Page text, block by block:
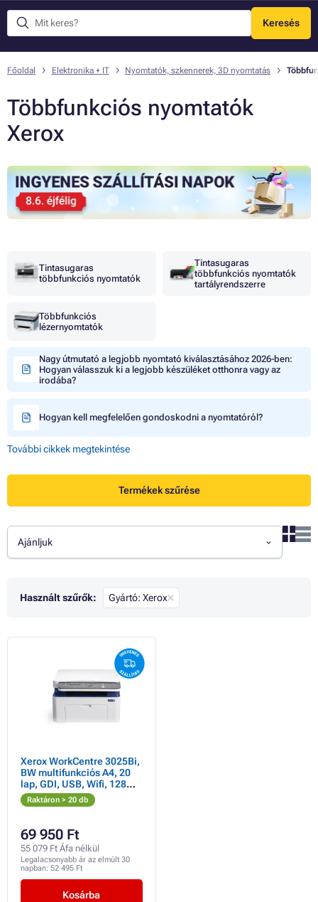
Keresés
Menü
Főoldal Elektronika + IT Nyomtatók, szkennerek, 3D nyomtatás
Többfunkciós nyomtatók
Xerox
Tintasugaras
többfunkciós nyomtatók
Tintasugaras
többfunkciós nyomtatók
tartályrendszerre
Többfunkciós
lézernyomtatók
Nagy útmutató a legjobb nyomtató kiválasztásához 2026-ben:
Hogyan válasszuk ki a legjobb készüléket otthonra vagy az
irodába?
Hogyan kell megfelelően gondoskodni a nyomtatóról?
További cikkek megtekintése
Termékek szűrése
Ajánljuk
Használt szűrők: Gyártó: Xerox
Xerox WorkCentre 3025Bi,
BW multifunkciós A4, 20
lap, GDI, USB, Wifi, 128
megabájt, az Apple
AirPrint, Google Cloud
Raktáron > 20 db
69 950 Ft
55 079 Ft Áfa nélkül
Legalacsonyabb ár az elmúlt 30
napban: 52 495 Ft
Kosárba